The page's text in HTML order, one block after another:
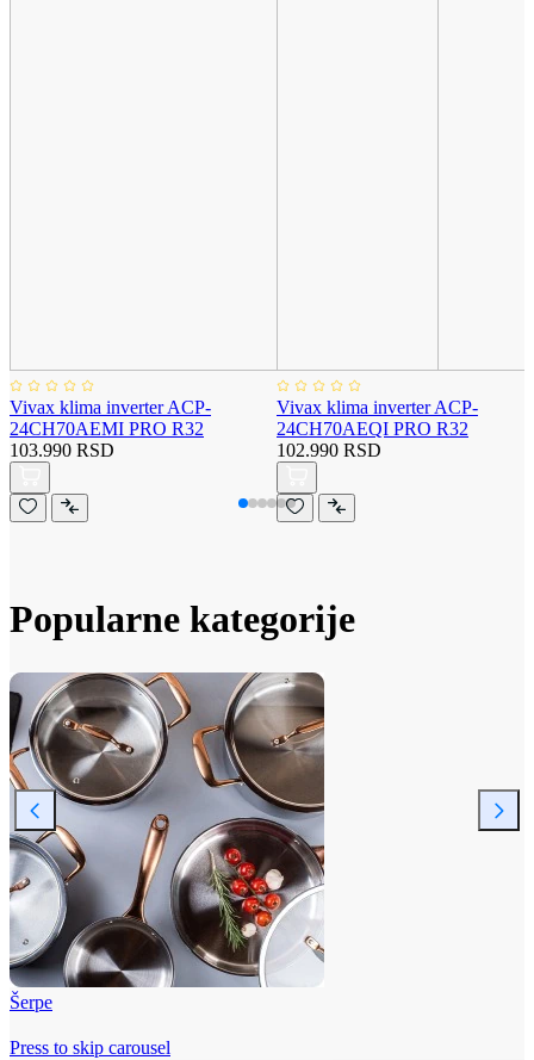
Vivax klima inverter ACP-
24CH70AEMI PRO R32
103.990 RSD
Vivax klima inverter ACP-
24CH70AEQI PRO R32
102.990 RSD
Popularne kategorije
Šerpe
Press to skip carousel